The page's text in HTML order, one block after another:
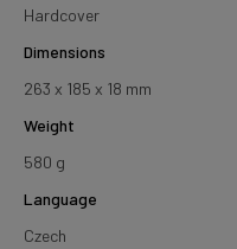
Hardcover
Dimensions
263 x 185 x 18 mm
Weight
580 g
Language
Czech